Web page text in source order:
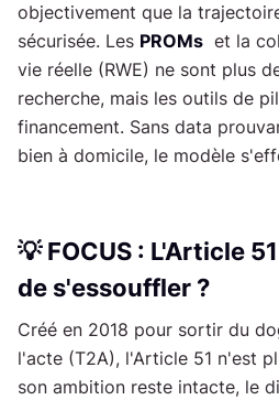
objectivement que la
sécurisée. Les PROMs et la
vie réelle (RWE) ne sont plus
recherche, mais les outils de
financement. Sans data
bien à domicile, le modèle
💡 FOCUS : L'Article
de s'essouffler ?
Créé en 2018 pour sortir du
l'acte (T2A), l'Article 51 n'est
son ambition reste intacte, le